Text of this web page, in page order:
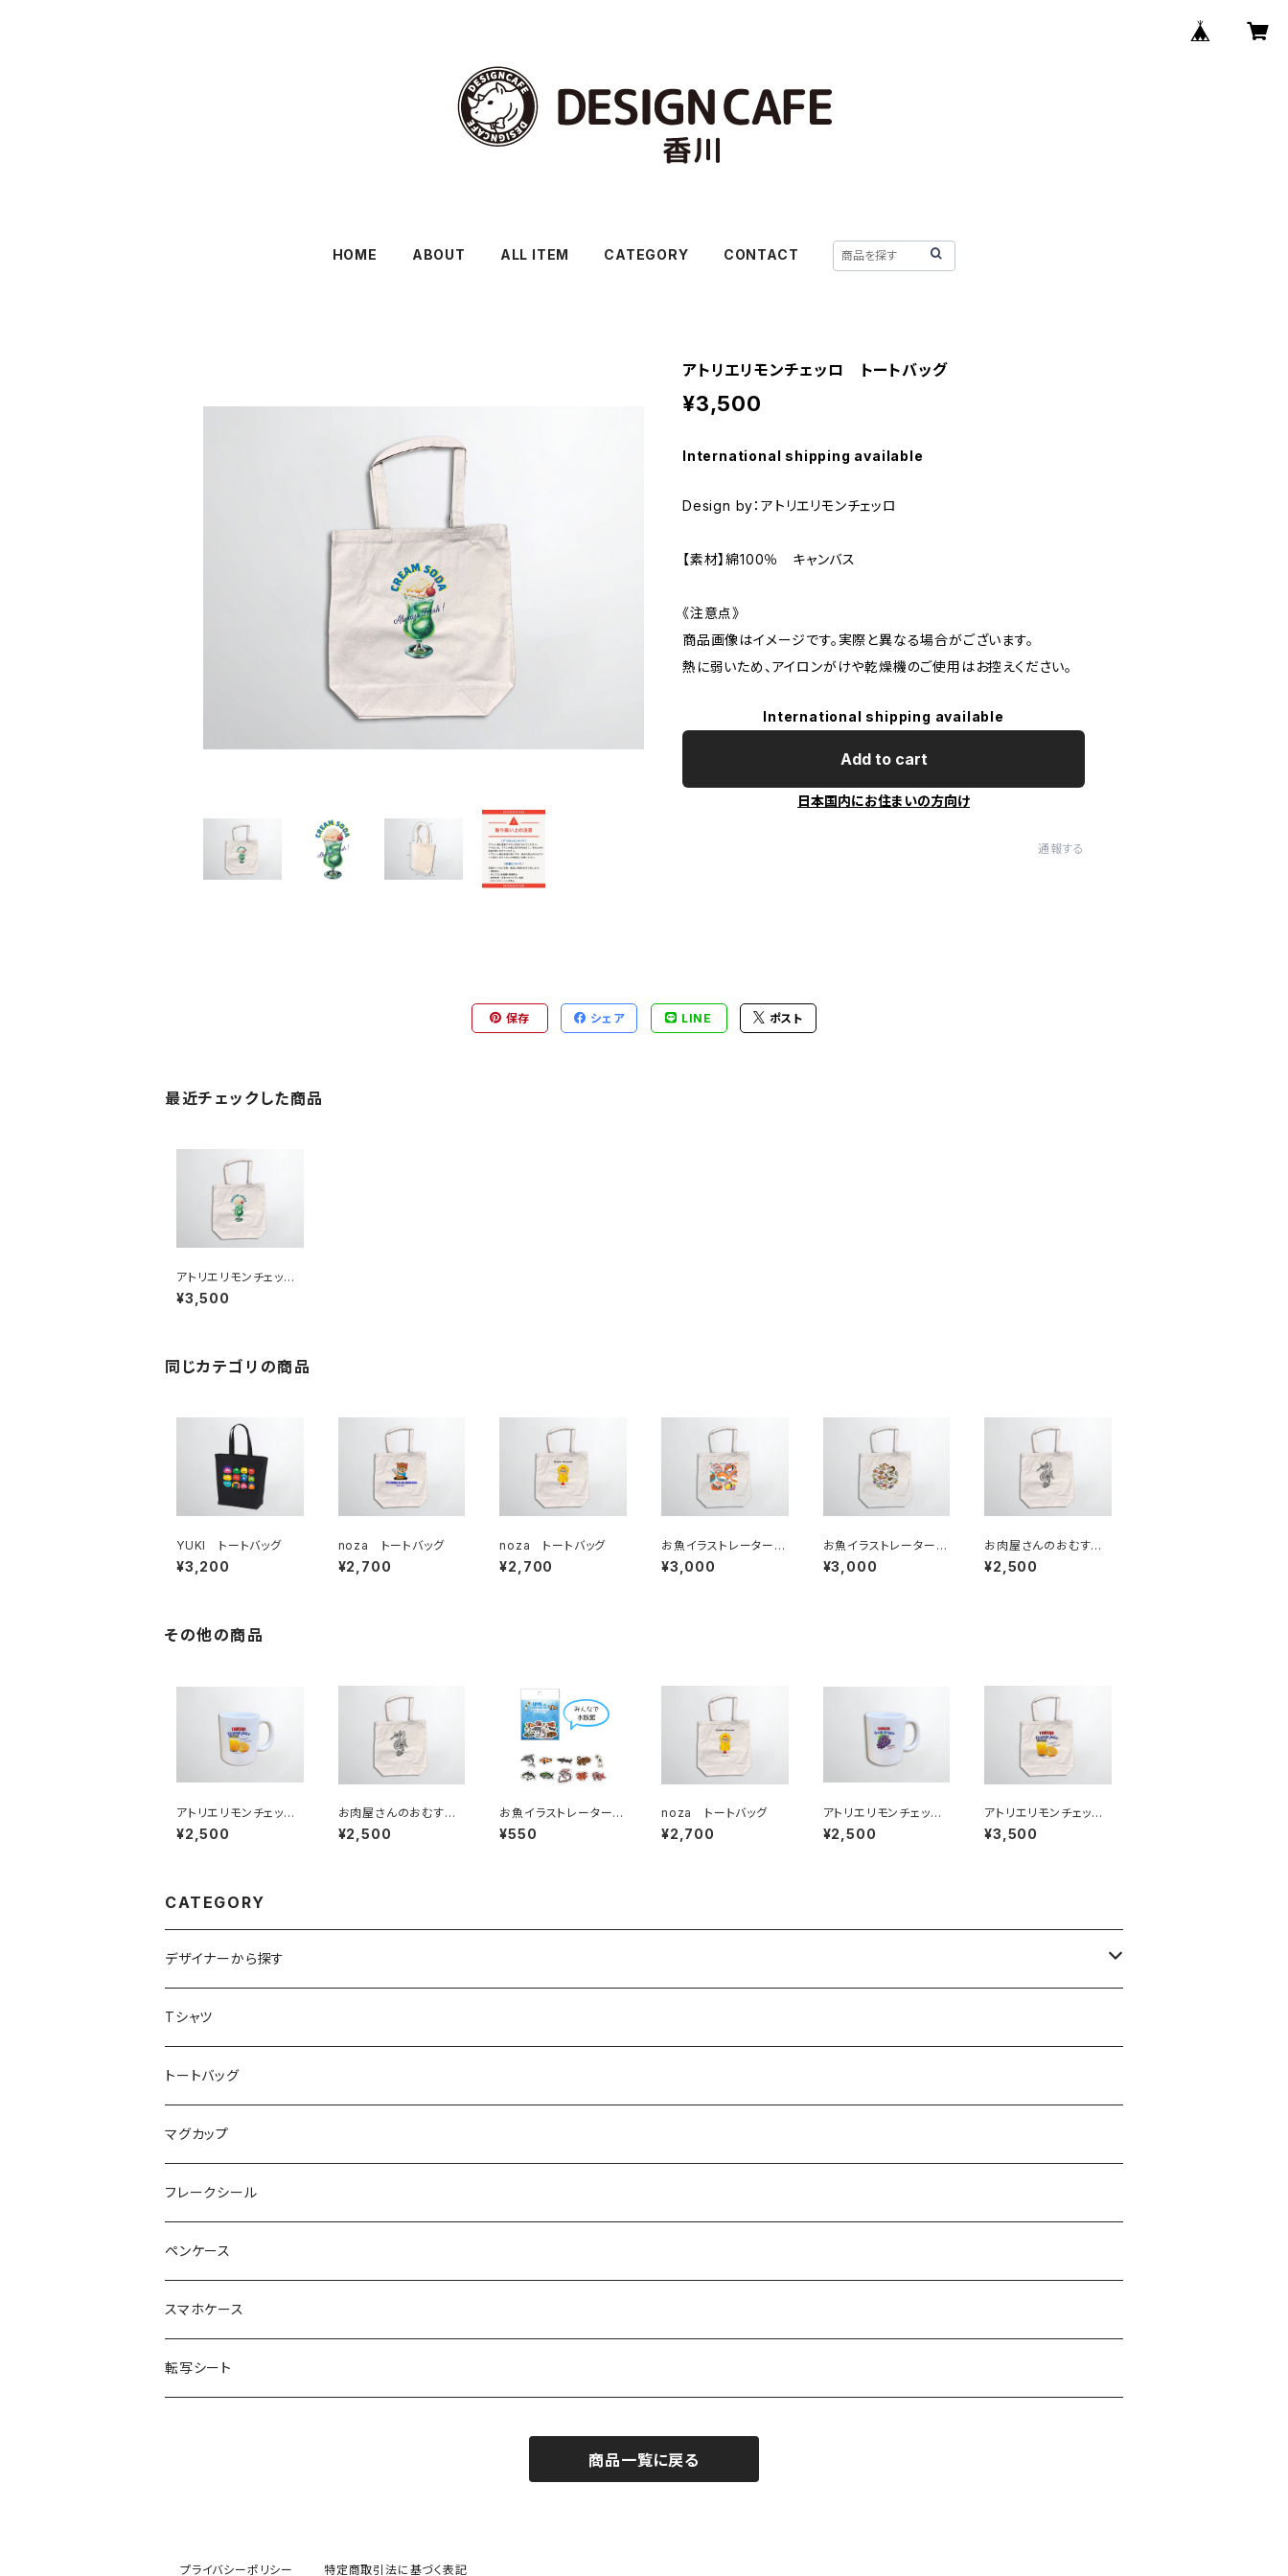
HOME ABOUT ALL ITEM CATEGORY CONTACT
アトリエリモンチェッロ トートバッグ
¥3,500
International shipping available
Design by：アトリエリモンチェッロ
【素材】綿100％ キャンバス
《注意点》
商品画像はイメージです。実際と異なる場合がございます。
熱に弱いため、アイロンがけや乾燥機のご使用はお控えください。
International shipping available
Add to cart
日本国内にお住まいの方向け
通報する
保存 シェア LINE ポスト
最近チェックした商品
アトリエリモンチェッ
ロ トートバッグ
¥3,500
同じカテゴリの商品
YUKI トートバッグ
¥3,200
noza トートバッグ
¥2,700
noza トートバッグ
¥2,700
お魚イラストレーターU
MI トートバッグ
¥3,000
お魚イラストレーターU
MI トートバッグ
¥3,000
お肉屋さんのおむすび
さん トートバッグ
¥2,500
その他の商品
アトリエリモンチェッ
ロ マグカップ
¥2,500
お肉屋さんのおむすび
さん トートバッグ
¥2,500
お魚イラストレーターU
MI フレークシール
¥550
noza トートバッグ
¥2,700
アトリエリモンチェッ
ロ マグカップ
¥2,500
アトリエリモンチェッ
ロ トートバッグ
¥3,500
CATEGORY
デザイナーから探す
アトリエリモンチェッロ
お魚イラストレーター UMI
お肉屋さんのおむすびさん
noza
YUKI
DESIGN CAFE
Tシャツ
トートバッグ
マグカップ
フレークシール
ペンケース
スマホケース
転写シート
商品一覧に戻る
プライバシーポリシー 特定商取引法に基づく表記